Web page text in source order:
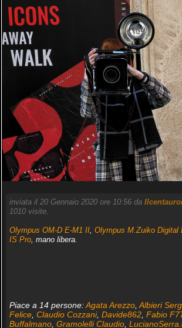
inviata il 20 Gennaio 2020 ore 10:56 da
1010 visite.
Olympus OM-D E-M1 II, Olympus M.Zuiko Digital
IS Pro, mano libera.
Piace a 14 persone:Agata Arezzo, Albieri
Felice, Claudio Cozzani, Davide862, Fabio
Buffalmano, Gramolelli Claudio,